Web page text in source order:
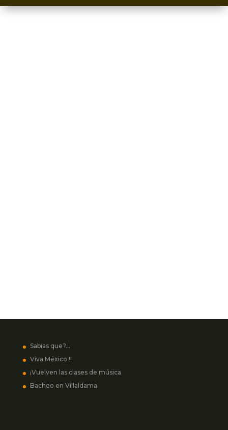
Sabias que?…
Viva México !!
¡Vuelven las clases de música
Bacheo en Villaldama